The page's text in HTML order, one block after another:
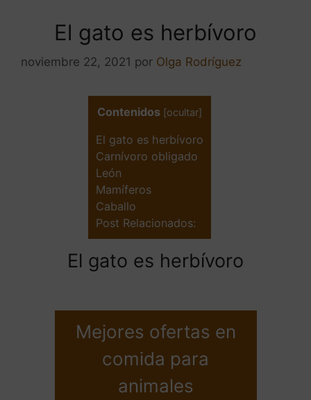
El gato es herbívoro
noviembre 22, 2021 por Olga Rodríguez
Contenidos [ocultar]
El gato es herbívoro
Carnívoro obligado
León
Mamíferos
Caballo
Post Relacionados:
El gato es herbívoro
Mejores ofertas en
comida para
animales